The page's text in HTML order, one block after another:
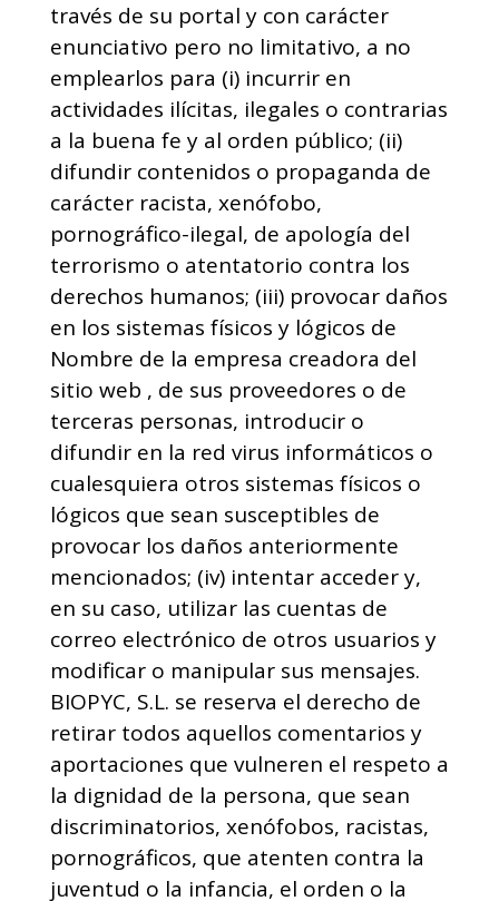
través de su portal y con carácter
enunciativo pero no limitativo, a no
emplearlos para (i) incurrir en
actividades ilícitas, ilegales o contrarias
a la buena fe y al orden público; (ii)
difundir contenidos o propaganda de
carácter racista, xenófobo,
pornográfico-ilegal, de apología del
terrorismo o atentatorio contra los
derechos humanos; (iii) provocar daños
en los sistemas físicos y lógicos de
Nombre de la empresa creadora del
sitio web , de sus proveedores o de
terceras personas, introducir o
difundir en la red virus informáticos o
cualesquiera otros sistemas físicos o
lógicos que sean susceptibles de
provocar los daños anteriormente
mencionados; (iv) intentar acceder y,
en su caso, utilizar las cuentas de
correo electrónico de otros usuarios y
modificar o manipular sus mensajes.
BIOPYC, S.L. se reserva el derecho de
retirar todos aquellos comentarios y
aportaciones que vulneren el respeto a
la dignidad de la persona, que sean
discriminatorios, xenófobos, racistas,
pornográficos, que atenten contra la
juventud o la infancia, el orden o la